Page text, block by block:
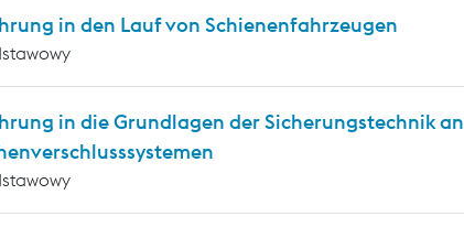
in den Lauf von Schienenfahrzeugen
in die Grundlagen der Sicherungstechnik